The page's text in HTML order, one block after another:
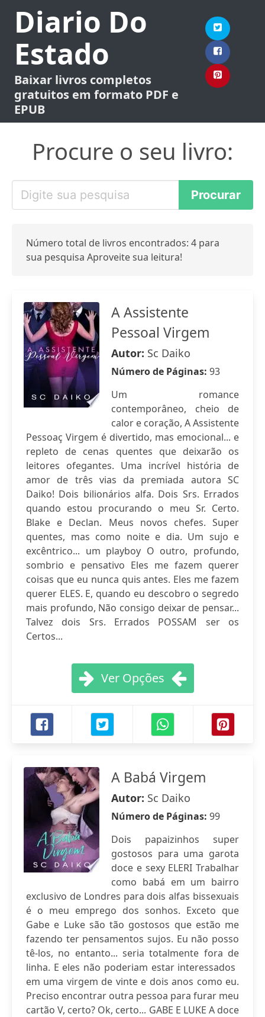
Diario Do
Estado
Baixar livros completos
gratuitos em formato PDF e
EPUB
Procure o seu livro:
Número total de livros encontrados: 4 para
sua pesquisa Aproveite sua leitura!
A Assistente
Pessoal Virgem
Autor: Sc Daiko
Número de Páginas: 93
Um romance
contemporâneo, cheio de
calor e coração, A Assistente
Pessoaç Virgem é divertido, mas emocional... e
repleto de cenas quentes que deixarão os
leitores ofegantes. Uma incrível história de
amor de três vias da premiada autora SC
Daiko! Dois bilionários alfa. Dois Srs. Errados
quando estou procurando o meu Sr. Certo.
Blake e Declan. Meus novos chefes. Super
quentes, mas como noite e dia. Um sujo e
excêntrico... um playboy O outro, profundo,
sombrio e pensativo Eles me fazem querer
coisas que eu nunca quis antes. Eles me fazem
querer ELES. E, quando eu descobro o segredo
mais profundo, Não consigo deixar de pensar...
Talvez dois Srs. Errados POSSAM ser os
Certos...
Ver Opções
A Babá Virgem
Autor: Sc Daiko
Número de Páginas: 99
Dois papaizinhos super
gostosos para uma garota
doce e sexy ELERI Trabalhar
como babá em um bairro
exclusivo de Londres para dois alfas bissexuais
é o meu emprego dos sonhos. Exceto que
Gabe e Luke são tão gostosos que estão me
fazendo ter pensamentos sujos. Eu não posso
tê-los, no entanto... seria totalmente fora de
linha. E eles não poderiam estar interessados ​​
em uma virgem de vinte e dois anos como eu.
Preciso encontrar outra pessoa para furar meu
cartão V, certo? Ok, certo... GABE E LUKE A doce